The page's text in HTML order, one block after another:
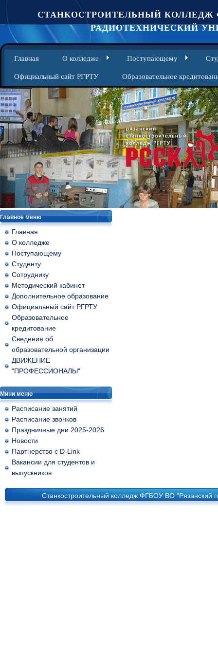
СТАНКОСТРОИТЕЛЬНЫЙ КОЛЛЕДЖ
РАДИОТЕХНИЧЕСКИЙ
Главная О колледже Поступающему
Официальный сайт РГРТУ Образовательное
Главное меню
Главная
О колледже
Поступающему
Студенту
Сотруднику
Методический кабинет
Дополнительное образование
Официальный сайт РГРТУ
Образовательное
кредитование
Сведения об
образовательной организации
ДВИЖЕНИЕ
"ПРОФЕССИОНАЛЫ"
Мини меню
Расписание занятий
Расписание звонков
Праздничные дни 2025-2026
Новости
Партнерство с D-Link
Вакансии для студентов и
выпускников
Станкостроительный колледж ФГБОУ ВО "Рязанский